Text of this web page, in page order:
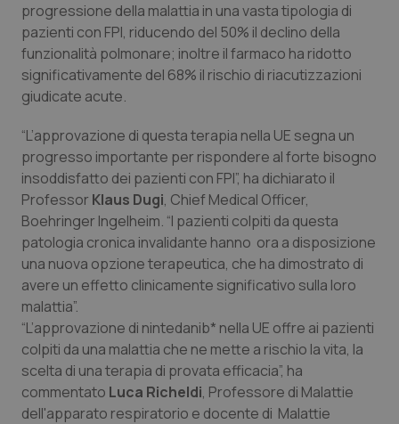
Emilia-Romagna
Friuli Venezia Giulia
Lazio
Liguria
Lombardia
Marche
Molise
Piemonte
Provincia Autonoma di Bolzano
Colesterolo & coronaropatie
Dermatite Atopica
Diabete & glucometri
Disturbi dell’umore
Dolore
Donna & Salute
Epatiti
HIV
Infezioni & Febbre
progressione della malattia in una vasta tipologia di
pazienti con FPI, riducendo del 50% il declino della
funzionalità polmonare; inoltre il farmaco ha ridotto
significativamente del 68% il rischio di riacutizzazioni
giudicate acute.
“L’approvazione di questa terapia nella UE segna un
progresso importante per rispondere al forte bisogno
insoddisfatto dei pazienti con FPI”, ha dichiarato il
Professor Klaus Dugi, Chief Medical Officer,
Boehringer Ingelheim. “I pazienti colpiti da questa
patologia cronica invalidante hanno ora a disposizione
una nuova opzione terapeutica, che ha dimostrato di
avere un effetto clinicamente significativo sulla loro
malattia”.
“L’approvazione di nintedanib* nella UE offre ai pazienti
colpiti da una malattia che ne mette a rischio la vita, la
scelta di una terapia di provata efficacia”, ha
commentato Luca Richeldi, Professore di Malattie
dell'apparato respiratorio e docente di Malattie